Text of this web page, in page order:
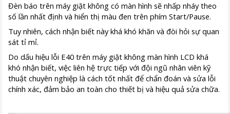
Đèn báo trên máy giặt không có màn hình sẽ nhấp nháy theo
số lần nhất định và hiển thị màu đen trên phím Start/Pause.
Tuy nhiên, cách nhận biết này khá khó khăn và đòi hỏi sự quan
sát tỉ mỉ.
Do dấu hiệu lỗi E40 trên máy giặt không màn hình LCD khá
khó nhận biết, việc liên hệ trực tiếp với đội ngũ nhân viên kỹ
thuật chuyên nghiệp là cách tốt nhất để chẩn đoán và sửa lỗi
chính xác, đảm bảo an toàn cho thiết bị và hiệu quả sửa chữa.